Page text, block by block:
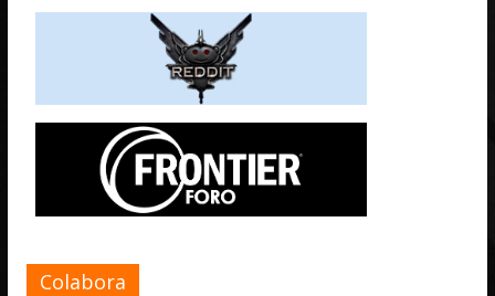
Colabora